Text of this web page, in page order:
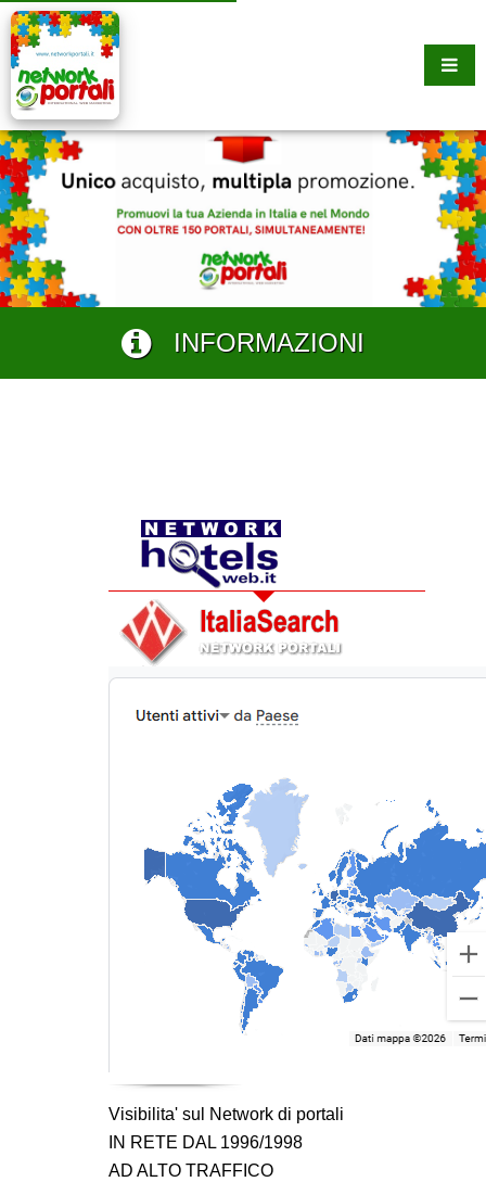
INFORMAZIONI
Visibilita' sul Network di portali
IN RETE DAL 1996/1998
AD ALTO TRAFFICO